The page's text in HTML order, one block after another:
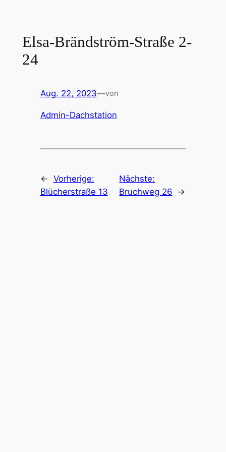
springenElsa-Brändström-Straße 2-
24
Aug. 22, 2023—von
Admin-Dachstation
← Vorherige:
Blücherstraße 13
Nächste:
Bruchweg 26 →